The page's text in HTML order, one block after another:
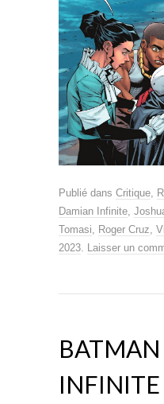
Publié dans Critique
Damian Infinite
Tomasi
Roger Cruz
2023 Laisser un
INFINITE